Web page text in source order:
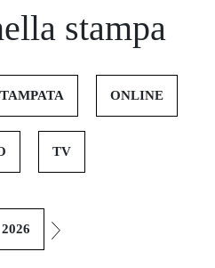
stampa
ONLINE
TV
2026